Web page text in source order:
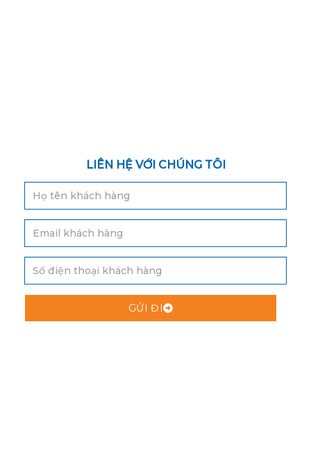
LIÊN HỆ VỚI CHÚNG TÔI
GỬI ĐI